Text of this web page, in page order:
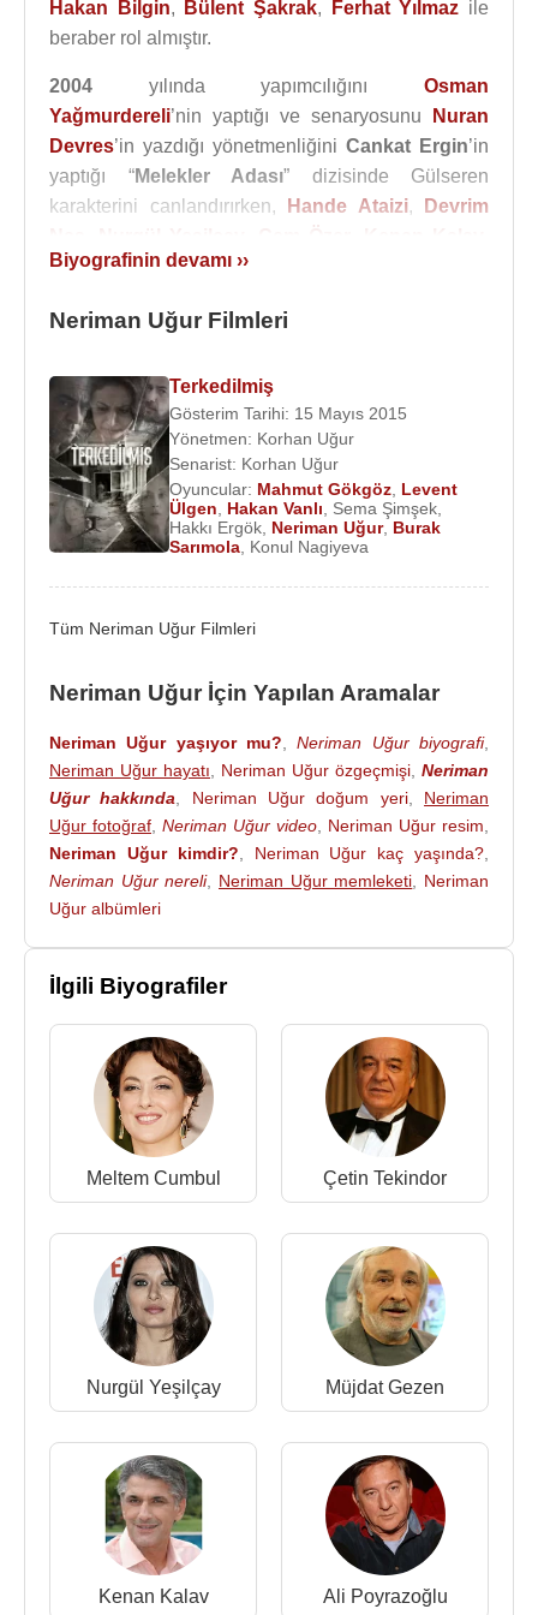
Hakan Bilgin, Bülent Şakrak, Ferhat Yılmaz ile
beraber rol almıştır.
2004 yılında yapımcılığını Osman
Yağmurdereli’nin yaptığı ve senaryosunu
Nuran
Devres’in yazdığı yönetmenliğini Cankat Ergin’in
yaptığı “Melekler Adası” dizisinde Gülseren
karakterini canlandırırken, Hande Ataizi, Devrim
Neriman Uğur,Selçuk Uluergüven
Hürkan,Altan Karındaşile beraber oynadı.
2007 - 2009 yılları arasında “
dizisinde cezaevinden sorumlu savcı Tansel
karakterini canlandırdı. “Parmaklıklar Ardında” adlı
dizide;Selda Alkor,Serra Yılmaz
Cengiz Bozkurt,Fikret Kuşkan,Zehra Alptürk
Yelda Reynaud ,Tardu Flordun,Özlem
Düvencioğlu,Özgül Kavruk,Başak Daşman
birçok oyuncuyla birlikte rol aldı.
2011yılında Bursa Devlet Tiyatrolarından İstanbul
2015 yılında “Acı Aşk” dizisinde
Seçkin Özdemir,Sezgi Sena Akay, Hüseyin Avni
Danyal ,Erkan Can ile birlikte rol aldı.
Ödülleri:
Nilüfer Lions - En İyi Tiyatro Sanatçısı
Osmangazi Rotary - En İyi Tiyatro Sanatçısı
Tiyatro -
PoyrazoğluTiyatrosu
2011 - Bütün Oğullarım :
Arthur Miller- Bursa
Devlet Tiyatrosu
2007 - Aldatma :
Harold Pinter- Nilüfer Sanat
Tiyatrosu
2003 - Bernarda Alba'nın Evi :Federico Garcia
2002 - Orkestra :
- Bursa Devlet
Tiyatrosu
2002 - Zilli Zarife :
Haldun Taner- Bursa Devlet
Tiyatrosu
2001 - Kadın Oyunları :
Dario Fo- Bursa Devlet
Tiyatrosu
1999 - Avcı :Hasan Öztürk- Bursa Devlet
Tiyatrosu
1998 - Bir Şehnaz Oyun :
Turgut Özakman- Bursa
Devlet Tiyatrosu
1998 - Hamlet Efendi :
Müjdat Gezen
- Bursa
Devlet Tiyatrosu
Biyografinin devamı ››
Neriman Uğur Filmleri
Terkedilmiş
Gösterim Tarihi: 15 Mayıs 2015
Yönetmen: Korhan Uğur
Senarist: Korhan Uğur
Oyuncular: Mahmut Gökgöz Levent
Ülgen
Hakan Vanlı Sema Şimşek
Hakkı Ergök Neriman Uğur, Burak
Sarımola Konul Nagiyeva
Tüm Neriman Uğur Filmleri
Neriman Uğur İçin Yapılan Aramalar
Neriman Uğur yaşıyor mu? ,Neriman Uğur biyografi,
Neriman Uğur hayatı
Neriman Uğur özgeçmişi Neriman
Uğur hakkında
Neriman Uğur doğum yeri, Neriman
Uğur fotoğraf Neriman Uğur video Neriman Uğur resim
Neriman Uğur kimdir?
Neriman Uğur kaç yaşında?
Neriman Uğur nereli, Neriman Uğur memleketi
Neriman
Uğur albümleri
İlgili Biyografiler
Meltem Cumbul Çetin Tekindor
Nurgül Yeşilçay Müjdat Gezen
Kenan Kalav Ali Poyrazoğlu